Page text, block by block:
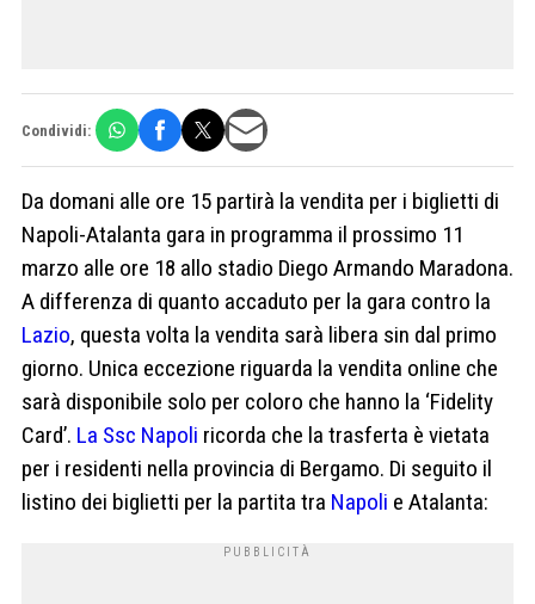
Condividi:
Da domani alle ore 15 partirà la vendita per i biglietti di
Napoli-Atalanta gara in programma il prossimo 11
marzo alle ore 18 allo stadio Diego Armando Maradona.
A differenza di quanto accaduto per la gara contro la
Lazio, questa volta la vendita sarà libera sin dal primo
giorno. Unica eccezione riguarda la vendita online che
sarà disponibile solo per coloro che hanno la ‘Fidelity
Card’. La Ssc Napoli ricorda che la trasferta è vietata
per i residenti nella provincia di Bergamo. Di seguito il
listino dei biglietti per la partita tra Napoli e Atalanta: